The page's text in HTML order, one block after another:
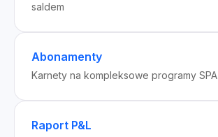
saldem
Abonamenty
Karnety na kompleksowe programy SPA
Raport P&L